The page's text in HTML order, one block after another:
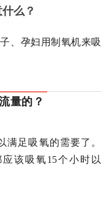
么？
、孕妇用制氧机来吸
量的？
足吸氧的需要了。
该吸氧15个小时以